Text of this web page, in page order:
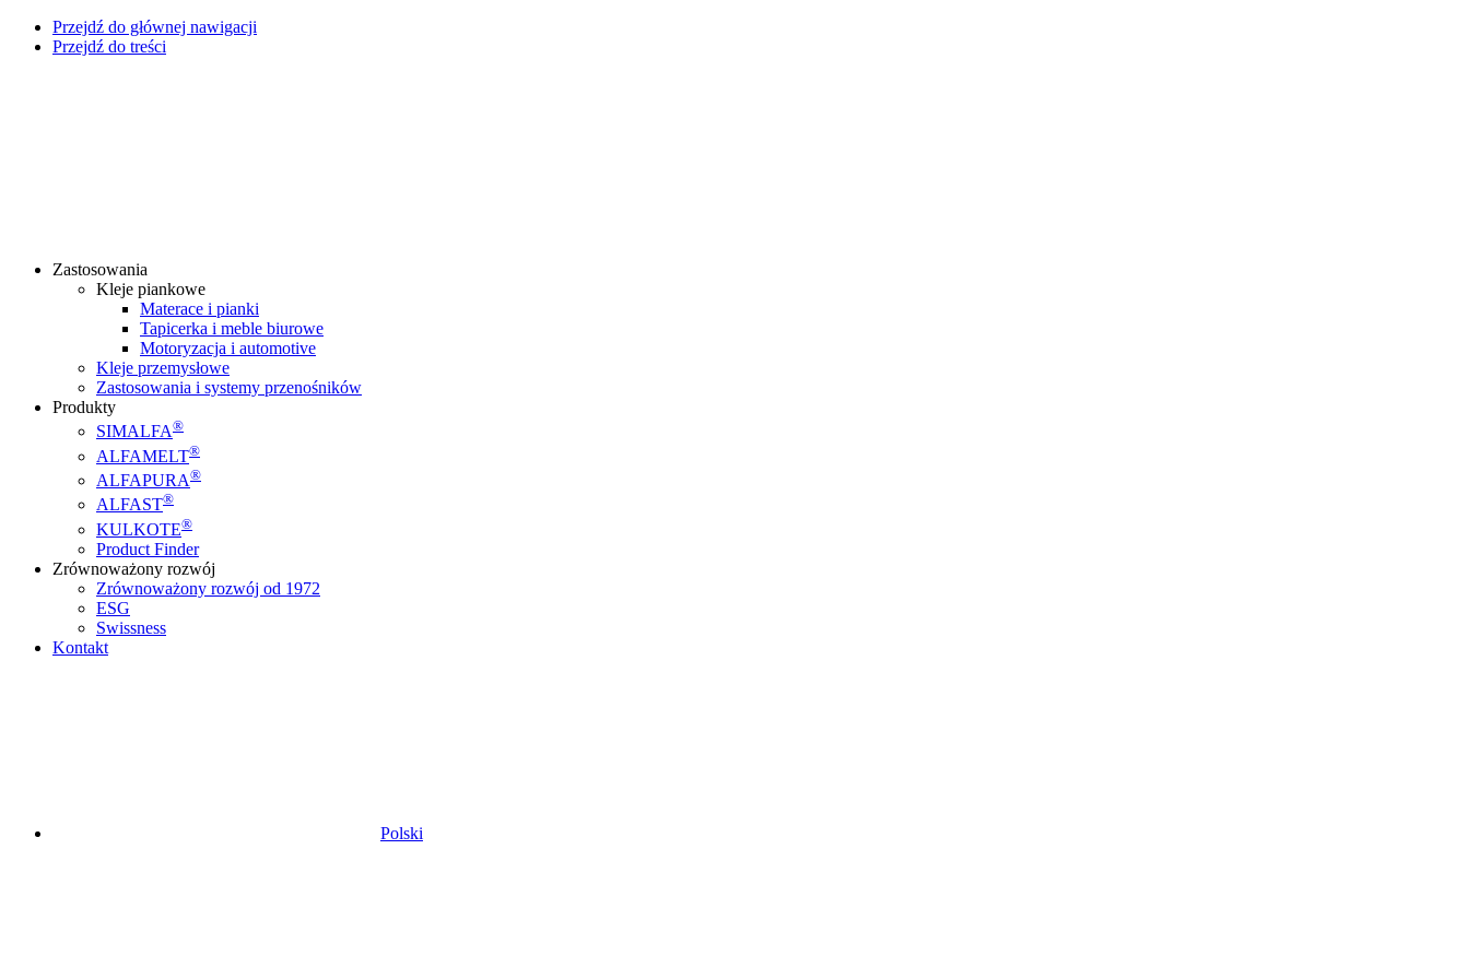
Przejdź do głównej nawigacji
Przejdź do treści
Zastosowania
Kleje piankowe
Materace i pianki
Tapicerka i meble biurowe
Motoryzacja i automotive
Kleje przemysłowe
Zastosowania i systemy przenośników
Produkty
SIMALFA®
ALFAMELT®
ALFAPURA®
ALFAST®
KULKOTE®
Product Finder
Zrównoważony rozwój
Zrównoważony rozwój od 1972
ESG
Swissness
Kontakt
Polski